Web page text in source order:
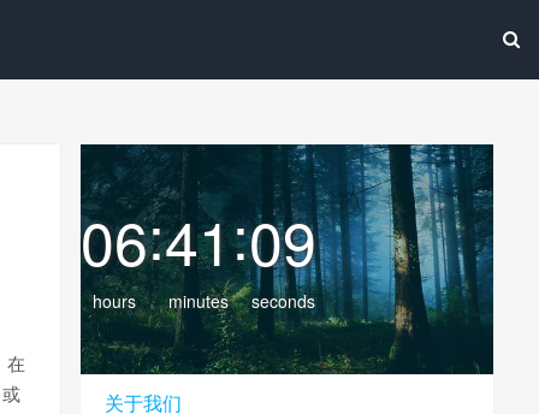
在
06
hours
:41
minutes
:10
seconds
关于我们